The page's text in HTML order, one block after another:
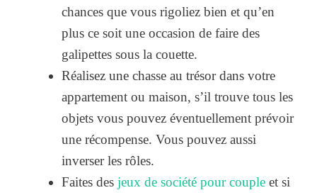
chances que vous rigoliez bien et qu’en
plus ce soit une occasion de faire des
galipettes sous la couette.
Réalisez une chasse au trésor dans votre
appartement ou maison, s’il trouve tous les
objets vous pouvez éventuellement prévoir
une récompense. Vous pouvez aussi
inverser les rôles.
Faites des jeux de société pour couple et si